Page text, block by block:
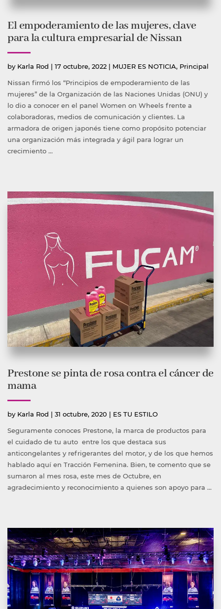
El empoderamiento de las mujeres, clave
para la cultura empresarial de Nissan
by Publicado
Karla Rod | 17 octubre, 2022 | Publicada
MUJER ES NOTICIA, Principal
Nissan firmó los “Principios de empoderamiento de las
mujeres” de la Organización de las Naciones Unidas (ONU) y
lo dio a conocer en el panel Women on Wheels frente a
colaboradoras, medios de comunicación y clientes. La
armadora de origen japonés tiene como propósito potenciar
una organización más integrada y ágil para lograr un
crecimiento …
Prestone se pinta de rosa contra el cáncer de
mama
by Publicado
Karla Rod | 31 octubre, 2020 | Publicada
ES TU ESTILO
Seguramente conoces Prestone, la marca de productos para
el cuidado de tu auto entre los que destaca sus
anticongelantes y refrigerantes del motor, y de los que hemos
hablado aquí en Tracción Femenina. Bien, te comento que se
sumaron al mes rosa, este mes de Octubre, en
agradecimiento y reconocimiento a quienes son apoyo para …